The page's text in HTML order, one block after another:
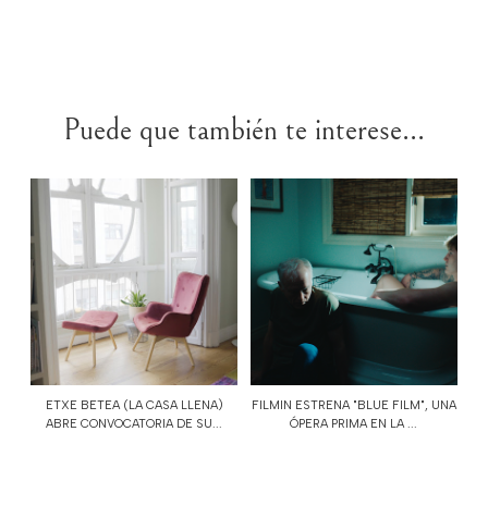
Puede que también te interese...
ETXE BETEA (LA CASA LLENA)
ABRE CONVOCATORIA DE SU...
FILMIN ESTRENA "BLUE FILM", UNA
ÓPERA PRIMA EN LA ...